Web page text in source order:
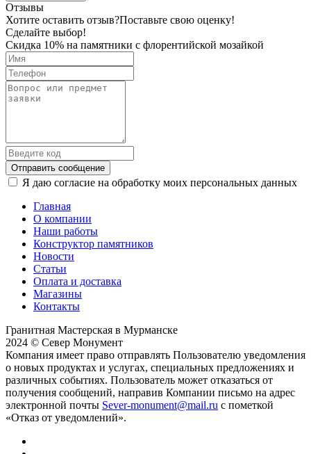
Отзывы
Хотите оставить отзыв?Поставьте свою оценку!
Сделайте выбор!
Скидка 10% на памятники с флорентийской мозайкой
Отправить сообщение
Я даю согласие на обработку моих персональных данных
Главная
О компании
Наши работы
Конструктор памятников
Новости
Статьи
Оплата и доставка
Магазины
Контакты
Гранитная Мастерская в Мурманске
2024 © Север Монумент
Компания имеет право отправлять Пользователю уведомления
о новых продуктах и услугах, специальных предложениях и
различных событиях. Пользователь может отказаться от
получения сообщений, направив Компании письмо на адрес
электронной почты Sever-monument@mail.ru с пометкой
«Отказ от уведомлений».